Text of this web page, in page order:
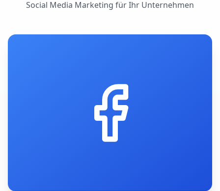
Social Media Marketing für Ihr Unternehmen